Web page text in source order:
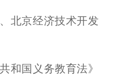
北京经济技术开发
和国义务教育法》